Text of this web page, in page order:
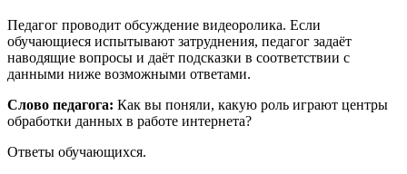
Педагог проводит обсуждение видеоролика. Если
обучающиеся испытывают затруднения, педагог задаёт
наводящие вопросы и даёт подсказки в соответствии с
данными ниже возможными ответами.
Слово педагога: Как вы поняли, какую роль играют центры
обработки данных в работе интернета?
Ответы обучающихся.